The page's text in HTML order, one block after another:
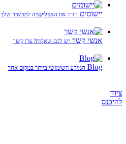
יישומים הורד את האפליקציה למכשיר שלך
אנשי קשר יש לכם שאלות? צרו קשר
Blog המידע השימושי ביותר במקום אחד
ציוד
להיכנס